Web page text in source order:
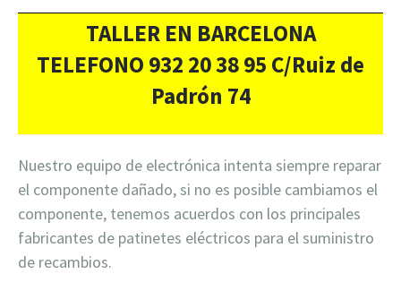
TALLER EN BARCELONA
TELEFONO 932 20 38 95 C/Ruiz de
Padrón 74
Nuestro equipo de electrónica intenta siempre reparar
el componente dañado, si no es posible cambiamos el
componente, tenemos acuerdos con los principales
fabricantes de patinetes eléctricos para el suministro
de recambios.